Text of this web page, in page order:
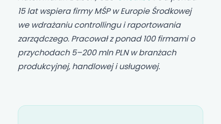
15 lat wspiera firmy MŚP w Europie Środkowej
we wdrażaniu controllingu i raportowania
zarządczego. Pracował z ponad 100 firmami o
przychodach 5–200 mln PLN w branżach
produkcyjnej, handlowej i usługowej.